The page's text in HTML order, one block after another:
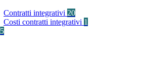
Contratti integrativi 20
Costi contratti integrativi 1
5